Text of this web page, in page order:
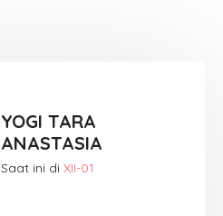
YOGI TARA
ANASTASIA
Saat ini di XII-01